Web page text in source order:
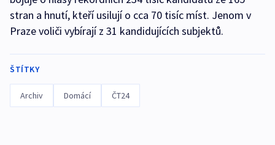
stran a hnutí, kteří usilují o cca 70 tisíc míst. Jenom v
Praze voliči vybírají z 31 kandidujících subjektů.
ŠTÍTKY
Archiv Domácí ČT24